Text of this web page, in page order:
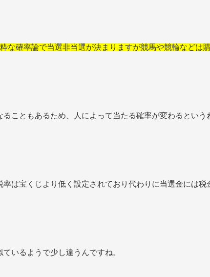
な確率論で当選非当選が決まりますが競馬や競輪などは
こともあるため、人によって当たる確率が変わるという
は宝くじより低く設定されており代わりに当選金には税
いるようで少し違うんですね。